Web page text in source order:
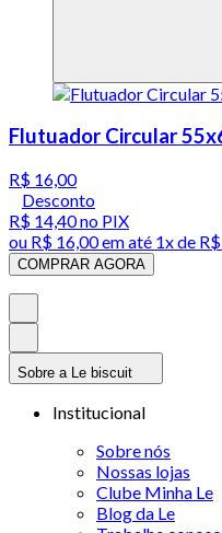
Flutuador Circular
R$ 16,00
Desconto
R$ 14,40no PIX
ou R$ 16,00em até 1x de
COMPRAR AGORA
Sobre a Le biscuit
Institucional
Sobre nós
Nossas lojas
Clube Minha Le
Blog da Le